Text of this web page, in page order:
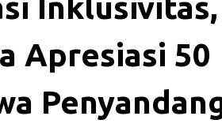
Inklusivitas,
Apresiasi 50